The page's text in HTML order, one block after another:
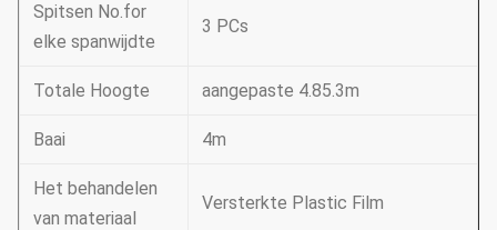
Spitsen No.for
elke spanwijdte
3 PCs
Totale Hoogte aangepaste 4.85.3m
Baai 4m
Het behandelen
van materiaal
Versterkte Plastic Film